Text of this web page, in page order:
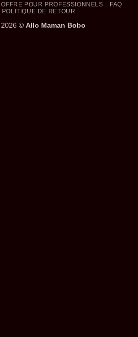
OFFRE POUR PROFESSIONNELS
FAQ
POLITIQUE DE RETOUR
2026 © Allo Maman Bobo